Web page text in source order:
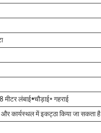
लंबाई*चौड़ाई* गहराई
और कार्यस्थल में इकट्ठा किया जा सकता है